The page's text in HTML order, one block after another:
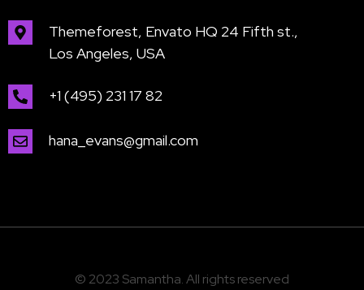
Themeforest, Envato HQ 24 Fifth st.,
Los Angeles, USA
+1 (495) 231 17 82
hana_evans@gmail.com
© 2023 Samantha. All rights reserved